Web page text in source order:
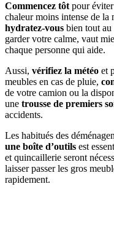
Commencez tôt pour
chaleur moins intense de la
hydratez-vous bien tout
garder votre calme, vaut
chaque personne qui aide.
Aussi, vérifiez la météo et
meubles en cas de pluie,
de votre camion ou la
une trousse de premiers
accidents.
Les habitués des
une boîte d’outils est
et quincaillerie seront
laisser passer les gros
rapidement.